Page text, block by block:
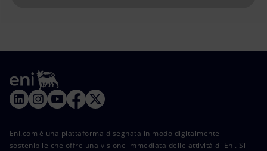
Eni.com è una piattaforma disegnata in modo digitalmente
sostenibile che offre una visione immediata delle attività di Eni. Si